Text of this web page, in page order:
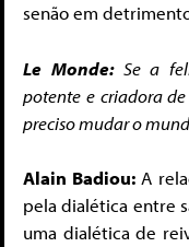
senão em
Le Monde:Se a
potente e criadora
preciso mudar o
Alain Badiou:A
pela dialética entre
uma dialética de